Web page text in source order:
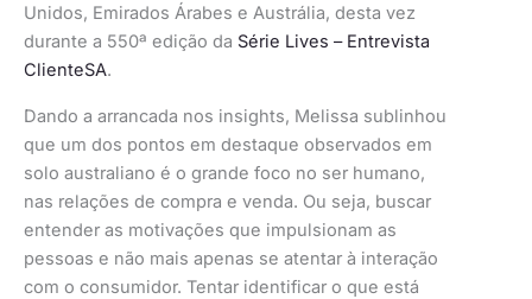
Unidos, Emirados Árabes e Austrália, desta vez
durante a 550ª edição da Série Lives – Entrevista
ClienteSA.
Dando a arrancada nos insights, Melissa sublinhou
que um dos pontos em destaque observados em
solo australiano é o grande foco no ser humano,
nas relações de compra e venda. Ou seja, buscar
entender as motivações que impulsionam as
pessoas e não mais apenas se atentar à interação
com o consumidor. Tentar identificar o que está